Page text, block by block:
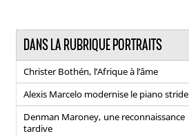
DANS LA RUBRIQUE PORTRAITS
Christer Bothén, l’Afrique à l’âme
Alexis Marcelo modernise le piano stride
Denman Maroney, une reconnaissance
tardive